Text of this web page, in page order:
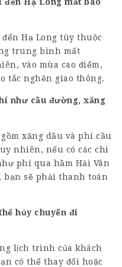
Hạ Long tùy thuộc
trung bình mất
vào mùa cao điểm,
tắc nghẽn giao thông.
như cầu đường, xăng
xăng dầu và phí cầu
nhiên, nếu có các chi
phí qua hầm Hải Vân
bạn sẽ phải thanh toán
hủy chuyến đi
lịch trình của khách
có thể thay đổi hoặc